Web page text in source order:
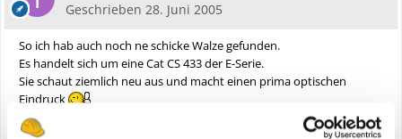
Geschrieben 28. Juni 2005
So ich hab auch noch ne schicke Walze gefunden.
Es handelt sich um eine Cat CS 433 der E-Serie.
Sie schaut ziemlich neu aus und macht einen prima optischen
Eindruck